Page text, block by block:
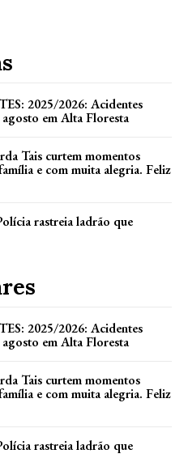
2025/2026: Acidentes
em Alta Floresta
Tais curtem momentos
e com muita alegria. Feliz
rastreia ladrão que
2025/2026: Acidentes
em Alta Floresta
Tais curtem momentos
e com muita alegria. Feliz
rastreia ladrão que